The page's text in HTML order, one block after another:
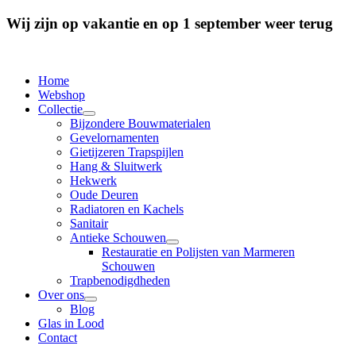
Wij zijn op vakantie en op 1 september weer terug
Home
Webshop
Collectie
Bijzondere Bouwmaterialen
Gevelornamenten
Gietijzeren Trapspijlen
Hang & Sluitwerk
Hekwerk
Oude Deuren
Radiatoren en Kachels
Sanitair
Antieke Schouwen
Restauratie en Polijsten van Marmeren
Schouwen
Trapbenodigdheden
Over ons
Blog
Glas in Lood
Contact